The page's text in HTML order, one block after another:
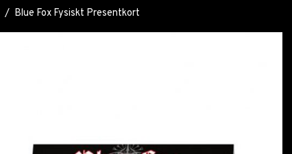
/ Blue Fox Fysiskt Presentkort